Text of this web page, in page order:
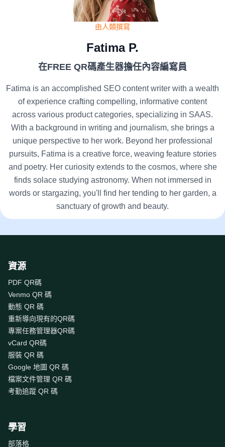
由人類撰寫
Fatima P.
在FREE QR碼產生器擔任內容編寫員
Fatima is an accomplished SEO content writer with a wealth
of experience crafting compelling, informative content
across various product categories, specializing in SAAS.
With a background in writing and journalism, she brings a
unique perspective to her work. Beyond her professional
pursuits, Fatima is a creative force, weaving feature stories
and poetry. Her curiosity extends to the cosmos, where she
finds solace studying astronomy. When not immersed in
words or stargazing, you'll find her tending to her garden, a
sanctuary of growth and beauty.
資源
PDF QR碼
Venmo QR 碼
動態 QR 碼
重新導向現有的QR碼
專案任務管理器QR碼
vCard QR碼
服裝 QR 碼
Google 地圖 QR 碼
檔案文件管理 QR 碼
考勤追蹤 QR 碼
學習
部落格